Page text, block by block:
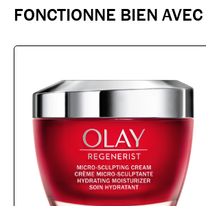
FONCTIONNE BIEN AVEC